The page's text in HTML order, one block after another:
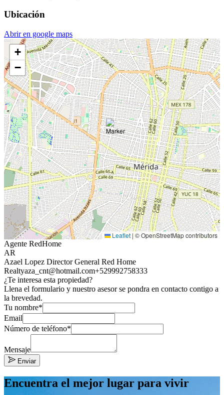
Ubicación
Abrir en google maps
+
−
Leaflet | © OpenStreetMap contributors
Agente RedHome
AR
Azael Lopez Director General Red Home
Realtyaza_cnt@hotmail.com+529992758333
¿Te interesa esta propiedad?
Llena el formulario y nuestro asesor se pondra en contacto contigo a
la brevedad.
Tu nombre*
Email
Número de teléfono*
Mensaje
Enviar
Encuentra el mejor lugar para vivir